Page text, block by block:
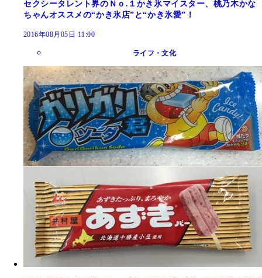
セクシータレント界のＮｏ.１かき氷マイスター、桃乃木かな
ちゃんオススメの“かき氷店”と“かき氷愛”！
2016年08月05日 11:00
ライフ・文化